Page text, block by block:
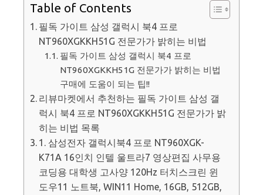
Table of Contents
필독 가이트 삼성 갤럭시 북4 프로
NT960XGKKH51G 전문가가 밝히는 비법
필독 가이트 삼성 갤럭시 북4 프로
NT960XGKKH51G 전문가가 밝히는 비법
구매에 도움이 되는 팁!!
리뷰마켓에서 추천하는 필독 가이트 삼성 갤
럭시 북4 프로 NT960XGKKH51G 전문가가 밝
히는 비법 목록
1. 삼성전자 갤럭시북4 프로 NT960XGK-
K71A 16인치 인텔 울트라7 영상편집 사무용
코딩용 대학생 고사양 120Hz 터치스크린 윈
도우11 노트북, WIN11 Home, 16GB, 512GB,